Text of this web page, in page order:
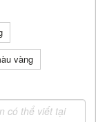
vàng